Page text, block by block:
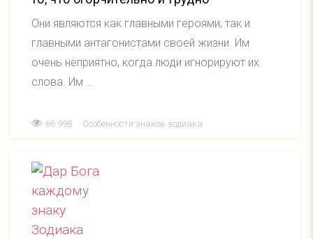
Они являются как главными героями, так и
главными антагонистами своей жизни. Им
очень неприятно, когда люди игнорируют их
слова. Им …
66 998 Особенности знаков зодиака